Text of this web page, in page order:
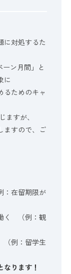
に対処するた
ン月間」と
に
るためのキャ
すが、
ますので、ご
：在留期限が
く （例：観
（例：留学生
ります！